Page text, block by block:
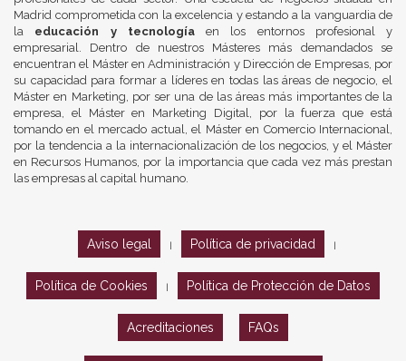
Madrid comprometida con la excelencia y estando a la vanguardia de
la educación y tecnologíaen los entornos profesional y
empresarial. Dentro de nuestros Másteres más demandados se
encuentran el Máster en Administración y Dirección de Empresas, por
su capacidad para formar a líderes en todas las áreas de negocio, el
Máster en Marketing, por ser una de las áreas más importantes de la
empresa, el Máster en Marketing Digital, por la fuerza que está
tomando en el mercado actual, el Máster en Comercio Internacional,
por la tendencia a la internacionalización de los negocios, y el Máster
en Recursos Humanos, por la importancia que cada vez más prestan
las empresas al capital humano.
Aviso legal Política de privacidad
Política de Cookies Política de Protección de Datos
Acreditaciones FAQs